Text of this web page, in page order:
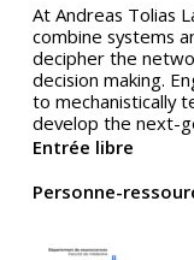
At Andreas Tolias
combine systems
decipher the
decision making.
to mechanistically
develop the next-
Entrée libre
Personne-